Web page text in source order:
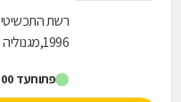
רשת
הכסףפתוחעד 15:00